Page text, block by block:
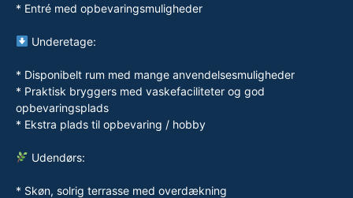
* Entré med opbevaringsmuligheder
Underetage:
* Disponibelt rum med mange anvendelsesmuligheder
* Praktisk bryggers med vaskefaciliteter og god
opbevaringsplads
* Ekstra plads til opbevaring / hobby
Udendørs:
* Skøn, solrig terrasse med overdækning